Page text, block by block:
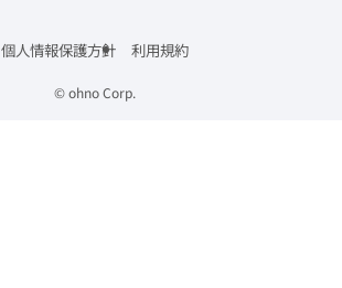
個人情報保護方針 利用規約
©ohno Corp.